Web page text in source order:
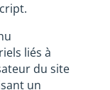
liés à
du site
un